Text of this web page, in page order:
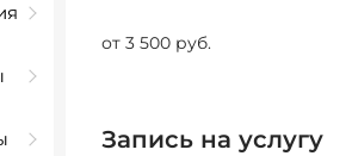
от 3 500 руб.
Запись на услугу